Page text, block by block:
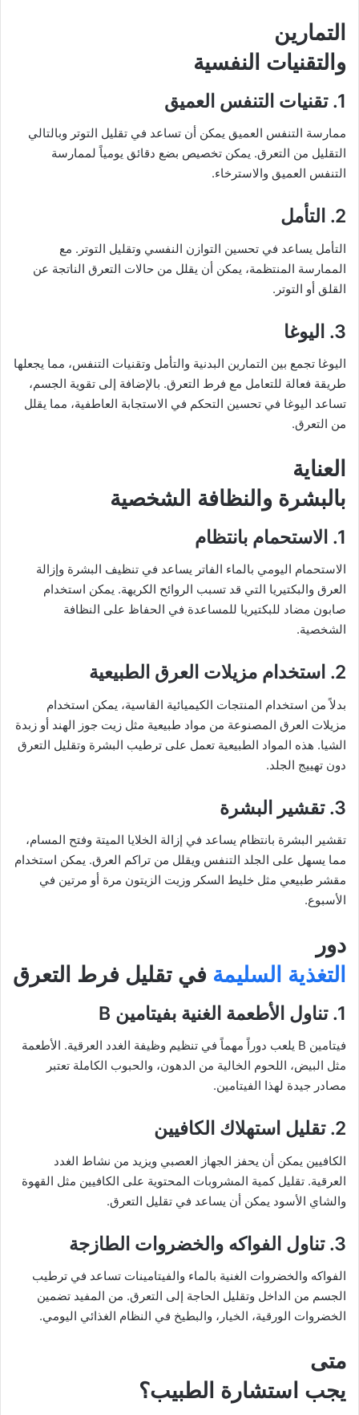
التمارين
والتقنيات النفسية
1. تقنيات التنفس العميق
ممارسة التنفس العميق يمكن أن تساعد في تقليل التوتر وبالتالي
التقليل من التعرق. يمكن تخصيص بضع دقائق يومياً لممارسة
التنفس العميق والاسترخاء.
2. التأمل
التأمل يساعد في تحسين التوازن النفسي وتقليل التوتر. مع
الممارسة المنتظمة، يمكن أن يقلل من حالات التعرق الناتجة عن
القلق أو التوتر.
3. اليوغا
اليوغا تجمع بين التمارين البدنية والتأمل وتقنيات التنفس، مما يجعلها
طريقة فعالة للتعامل مع فرط التعرق. بالإضافة إلى تقوية الجسم،
تساعد اليوغا في تحسين التحكم في الاستجابة العاطفية، مما يقلل
من التعرق.
العناية
بالبشرة والنظافة الشخصية
1. الاستحمام بانتظام
الاستحمام اليومي بالماء الفاتر يساعد في تنظيف البشرة وإزالة
العرق والبكتيريا التي قد تسبب الروائح الكريهة. يمكن استخدام
صابون مضاد للبكتيريا للمساعدة في الحفاظ على النظافة
الشخصية.
2. استخدام مزيلات العرق الطبيعية
بدلاً من استخدام المنتجات الكيميائية القاسية، يمكن استخدام
مزيلات العرق المصنوعة من مواد طبيعية مثل زيت جوز الهند أو زبدة
الشيا. هذه المواد الطبيعية تعمل على ترطيب البشرة وتقليل التعرق
دون تهييج الجلد.
3. تقشير البشرة
تقشير البشرة بانتظام يساعد في إزالة الخلايا الميتة وفتح المسام،
مما يسهل على الجلد التنفس ويقلل من تراكم العرق. يمكن استخدام
مقشر طبيعي مثل خليط السكر وزيت الزيتون مرة أو مرتين في
الأسبوع.
دور
التغذية السليمة في تقليل فرط التعرق
1. تناول الأطعمة الغنية بفيتامين B
فيتامين B يلعب دوراً مهماً في تنظيم وظيفة الغدد العرقية. الأطعمة
مثل البيض، اللحوم الخالية من الدهون، والحبوب الكاملة تعتبر
مصادر جيدة لهذا الفيتامين.
2. تقليل استهلاك الكافيين
الكافيين يمكن أن يحفز الجهاز العصبي ويزيد من نشاط الغدد
العرقية. تقليل كمية المشروبات المحتوية على الكافيين مثل القهوة
والشاي الأسود يمكن أن يساعد في تقليل التعرق.
3. تناول الفواكه والخضروات الطازجة
الفواكه والخضروات الغنية بالماء والفيتامينات تساعد في ترطيب
الجسم من الداخل وتقليل الحاجة إلى التعرق. من المفيد تضمين
الخضروات الورقية، الخيار، والبطيخ في النظام الغذائي اليومي.
متى
يجب استشارة الطبيب؟